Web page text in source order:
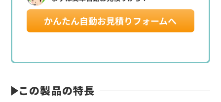
かんたん自動お見積りフォームへ
この製品の特長